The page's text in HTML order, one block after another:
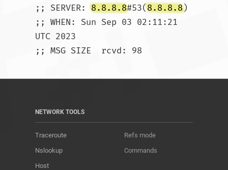
;; SERVER: 8.8.8.8#53(8.8.8.8)
;; WHEN: Sun Sep 03 02:11:21
UTC 2023
NETWORK TOOLS
Traceroute
Nslookup
Host
Refs mode
Commands